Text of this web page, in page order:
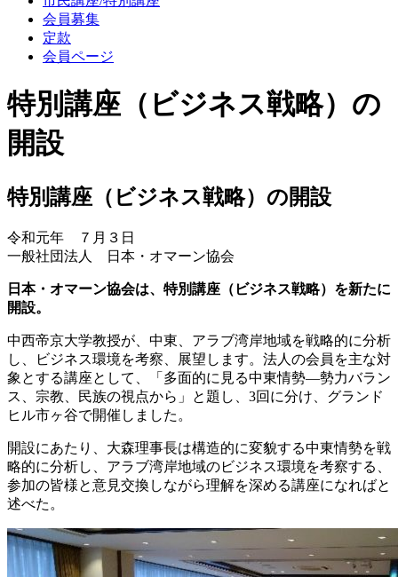
会員募集
定款
会員ページ
特別講座（ビジネス戦略）の
開設
特別講座（ビジネス戦略）の開設
令和元年 ７月３日
一般社団法人 日本・オマーン協会
日本・オマーン協会は、特別講座（ビジネス戦略）を新たに
開設。
中西帝京大学教授が、中東、アラブ湾岸地域を戦略的に分析
し、ビジネス環境を考察、展望します。法人の会員を主な対
象とする講座として、「多面的に見る中東情勢―勢力バラン
ス、宗教、民族の視点から」と題し、3回に分け、グランド
ヒル市ヶ谷で開催しました。
開設にあたり、大森理事長は構造的に変貌する中東情勢を戦
略的に分析し、アラブ湾岸地域のビジネス環境を考察する、
参加の皆様と意見交換しながら理解を深める講座になればと
述べた。